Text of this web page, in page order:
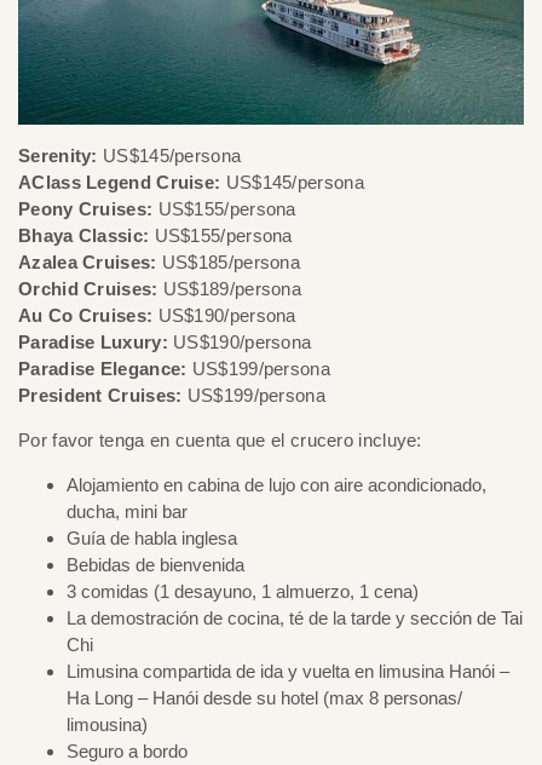
Serenity: US$145/persona
AClass Legend Cruise: US$145/persona
Peony Cruises: US$155/persona
Bhaya Classic: US$155/persona
Azalea Cruises: US$185/persona
Orchid Cruises: US$189/persona
Au Co Cruises: US$190/persona
Paradise Luxury: US$190/persona
Paradise Elegance: US$199/persona
President Cruises: US$199/persona
Por favor tenga en cuenta que el crucero incluye:
Alojamiento en cabina de lujo con aire acondicionado,
ducha, mini bar
Guía de habla inglesa
Bebidas de bienvenida
3 comidas (1 desayuno, 1 almuerzo, 1 cena)
La demostración de cocina, té de la tarde y sección de Tai
Chi
Limusina compartida de ida y vuelta en limusina Hanói –
Ha Long – Hanói desde su hotel (max 8 personas/
limousina)
Seguro a bordo